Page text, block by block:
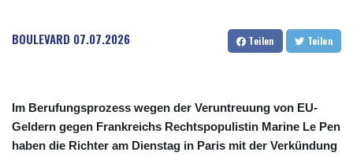
BOULEVARD 07.07.2026 Teilen Teilen
Im Berufungsprozess wegen der Veruntreuung von EU-
Geldern gegen Frankreichs Rechtspopulistin Marine Le Pen
haben die Richter am Dienstag in Paris mit der Verkündung